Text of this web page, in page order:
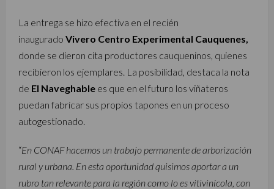
La entrega se hizo efectiva en el recién
inaugurado Vivero Centro Experimental Cauquenes,
donde se dieron cita productores cauqueninos, quienes
recibieron los ejemplares. La posibilidad, destaca la nota
de El Naveghable es que en el futuro los viñateros
puedan fabricar sus propios tapones en un proceso
autogestionado.
“En CONAF hacemos un trabajo permanente de arborización
rural y urbana. En esta oportunidad quisimos aportar a un
rubro tan relevante para la región como lo es vitivinícola, con